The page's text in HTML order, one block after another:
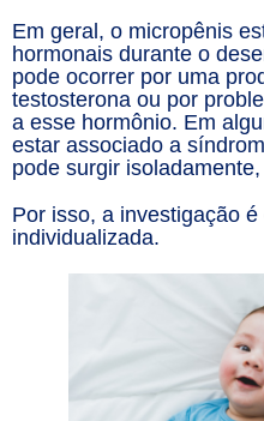
Em geral, o micropênis
hormonais durante o
pode ocorrer por uma
testosterona ou por
a esse hormônio. Em
estar associado a
pode surgir
Por isso, a investigação
individualizada.